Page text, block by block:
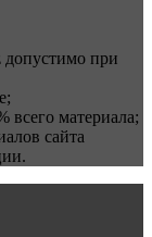
допустимо при
всего материала;
сайта